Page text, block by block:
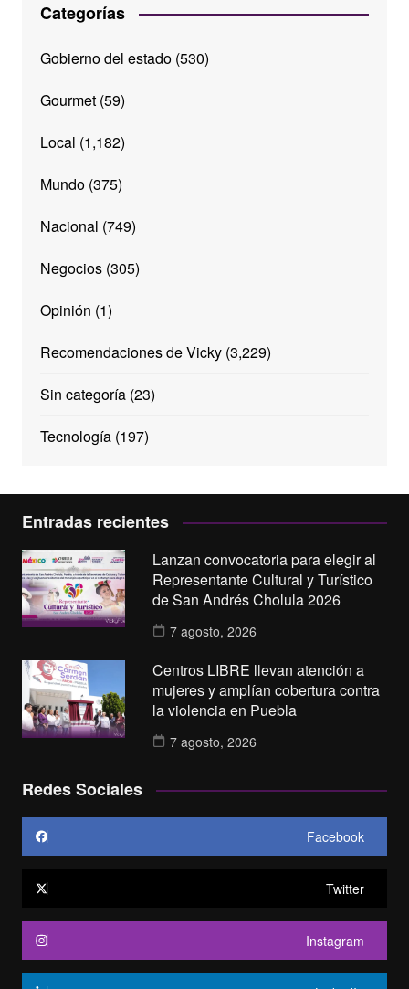
Categorías
Gobierno del estado(530)
Gourmet(59)
Local (1,182)
Mundo(375)
Nacional (749)
Negocios(305)
Opinión (1)
Recomendaciones de Vicky(3,229)
Sin categoría(23)
Tecnología(197)
Entradas recientes
Lanzan convocatoria para elegir al
Representante Cultural y Turístico
de San Andrés Cholula 2026
7 agosto, 2026
Centros LIBRE llevan atención a
mujeres y amplían cobertura contra
la violencia en Puebla
7 agosto, 2026
Redes Sociales
Facebook
Twitter
Instagram